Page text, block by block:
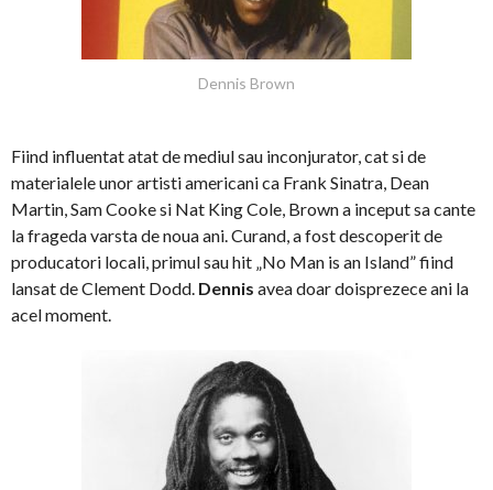
Dennis Brown
Fiind influentat atat de mediul sau inconjurator, cat si de
materialele unor artisti americani ca Frank Sinatra, Dean
Martin, Sam Cooke si Nat King Cole, Brown a inceput sa cante
la frageda varsta de noua ani. Curand, a fost descoperit de
producatori locali, primul sau hit „No Man is an Island” fiind
lansat de Clement Dodd. Dennis avea doar doisprezece ani la
acel moment.